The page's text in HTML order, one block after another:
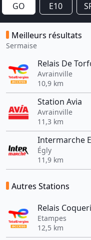
GO E10
Meilleurs résultats
Sermaise
Relais De
Avrainville
10,9 km
Station Avia
Avrainville
11,3 km
Intermarche
Égly
11,9 km
Autres Stations
Relais
Etampes
12,5 km